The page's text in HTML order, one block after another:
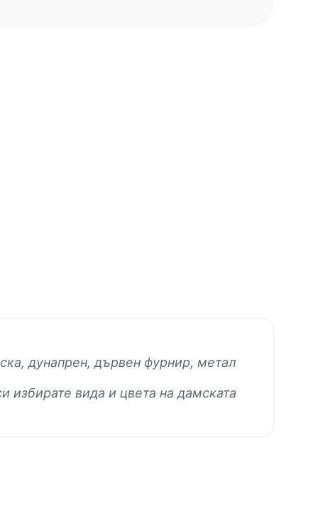
дунапрен, дървен фурнир, метал
избирате вида и цвета на дамската